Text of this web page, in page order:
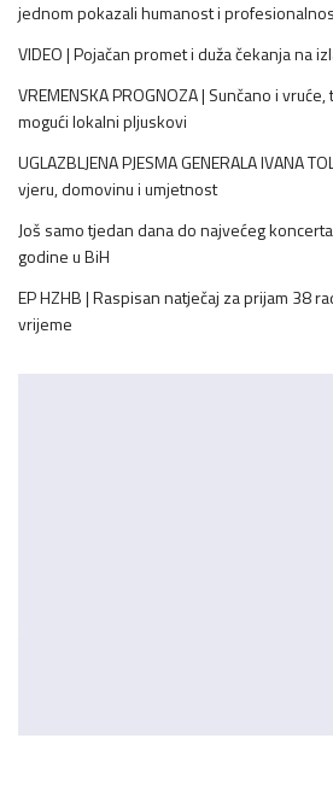
jednom pokazali humanost i
VIDEO | Pojačan promet i duža čekanja na
VREMENSKA PROGNOZA | Sunčano i
mogući lokalni pljuskovi
UGLAZBLJENA PJESMA GENERALA IVANA
vjeru, domovinu i umjetnost
Još samo tjedan dana do najvećeg
godine u BiH
EP HZHB | Raspisan natječaj za prijam 38
vrijeme